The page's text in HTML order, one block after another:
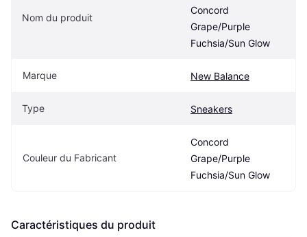
Nom du produit
Concord
Grape/Purple
Fuchsia/Sun Glow
Marque New Balance
Type Sneakers
Couleur du Fabricant
Concord
Grape/Purple
Fuchsia/Sun Glow
Caractéristiques du produit